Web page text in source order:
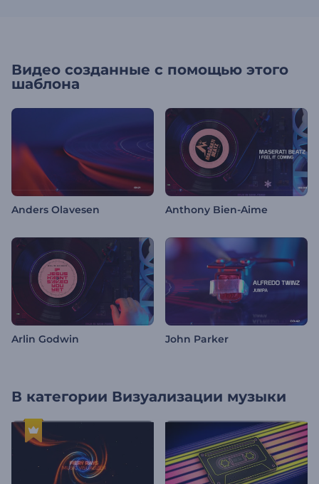
Видео созданные с помощью этого
шаблона
Anders Olavesen Anthony Bien-Aime
Arlin Godwin John Parker
В категории Визуализации музыки